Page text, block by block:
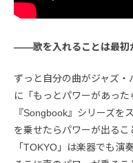
――歌を入れることは最初
ずっと自分の曲がジャズ
に「もっとパワーがあった
『Songbook』シリーズを
を乗せたらパワーが出るこ
「TOKYO」は楽器でも演